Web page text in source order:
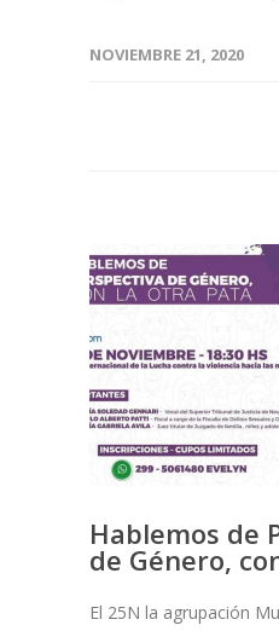
NOVIEMBRE 21, 2020
Hablemos de
de Género,
El 25N la agrupación